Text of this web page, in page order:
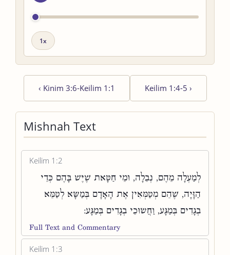
Playback
‹ Kinim 3:6-Keilim 1:1 Keilim 1:4-5 ›
Mishnah Text
Keilim 1:2
לְמַעְלָה מֵהֶם, נְבֵלָה, וּמֵי חַטָּאת שֶׁיֶּשׁ בָּהֶם כְּדֵי
הַזָּיָה, שֶׁהֵם מְטַמְּאִין אֶת הָאָדָם בְּמַשָּׂא לְטַמֵּא
בְגָדִים בְּמַגָּע, וַחֲשׂוּכֵי בְגָדִים בְּמַגָּע:
Full Text and Commentary
Keilim 1:3